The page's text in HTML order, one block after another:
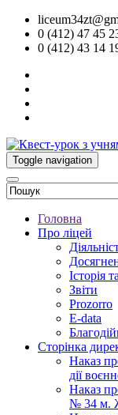
0 (412) 47 45
0 (412) 43 14
Toggle navigation
Головна
Про ліцей
Історія
Звіти
Prozorro
E-data
Сторінка
Наказ
дії
Наказ
№ 34 м.